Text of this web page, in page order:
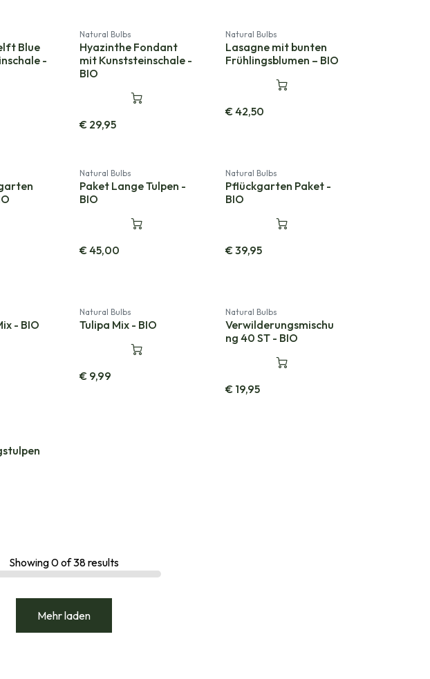
Blue
-
Natural Bulbs
Hyazinthe Fondant
mit Kunststeinschale -
BIO
€ 29,95
Natural Bulbs
Lasagne mit bunten
Frühlingsblumen – BIO
€42,50
Natural Bulbs
Paket Lange Tulpen -
BIO
€45,00
Natural Bulbs
Pflückgarten Paket -
BIO
€39,95
- BIO
Natural Bulbs
Tulipa Mix - BIO
€ 9,99
Natural Bulbs
Verwilderungsmischu
ng 40 ST - BIO
€ 19,95
Showing0of38results
Mehr laden